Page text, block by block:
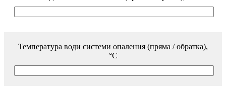
Температура води системи опалення (пряма / обратка),
°С